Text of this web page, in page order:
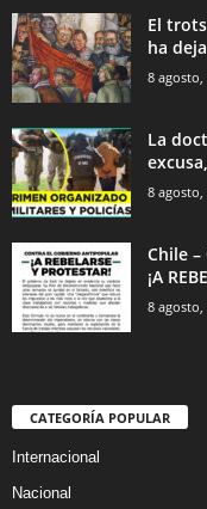
El
ha
8 agosto,
La
8 agosto,
Chile –
¡A
8 agosto,
CATEGORÍA POPULAR
Internacional
Nacional